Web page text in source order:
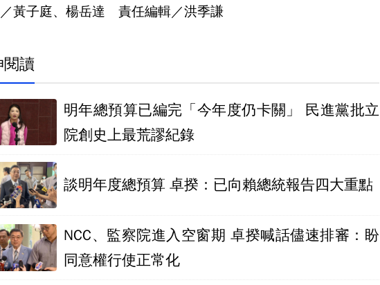
黃子庭、楊岳達 責任編輯／洪季謙
閱讀
明年總預算已編完「今年度仍卡關」 民進黨批立
院創史上最荒謬紀錄
談明年度總預算 卓揆：已向賴總統報告四大重點
NCC、監察院進入空窗期 卓揆喊話儘速排審：盼
同意權行使正常化